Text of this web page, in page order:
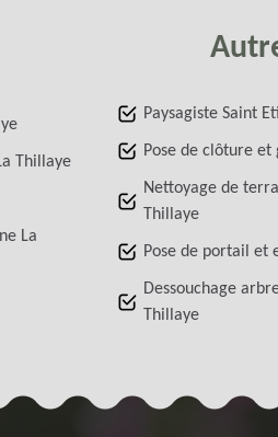
Thillaye
La
Paysagiste Saint
Pose de clôture
Nettoyage de
Thillaye
Pose de portail et
Dessouchage
Thillaye